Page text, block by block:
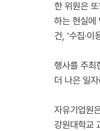
한 위원은
하는 현실에
건, '수집·이
행사를 주최
더 나은 일
자유기업원
강원대학교